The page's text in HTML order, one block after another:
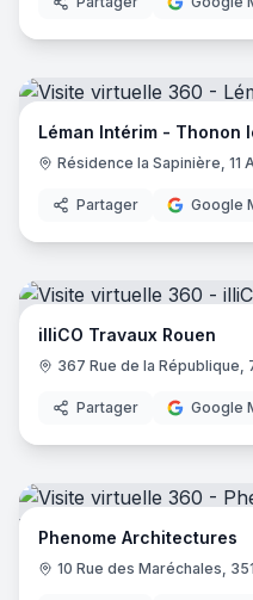
Léman Intérim - Thonon
Partager Google
illiCO Travaux Rouen
367 Rue de la République,
Partager Google
Phenome Architectures
10 Rue des Maréchales,